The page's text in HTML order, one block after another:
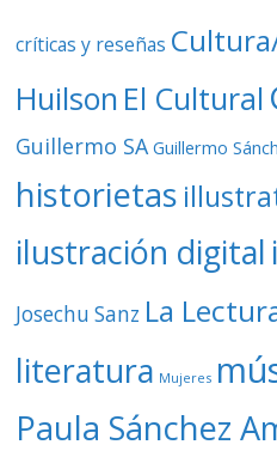
críticas y reseñas
Huilson El Cultural
Guillermo SA Guillermo
historietas
ilustración digital
Josechu Sanz La
literatura Mujeres
Paula Sánchez